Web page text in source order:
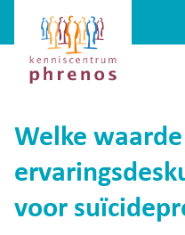
Kenniscentrum
Phrenos
website
Welke
voor